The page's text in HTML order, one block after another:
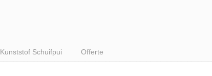
Kunststof Schuifpui Offerte